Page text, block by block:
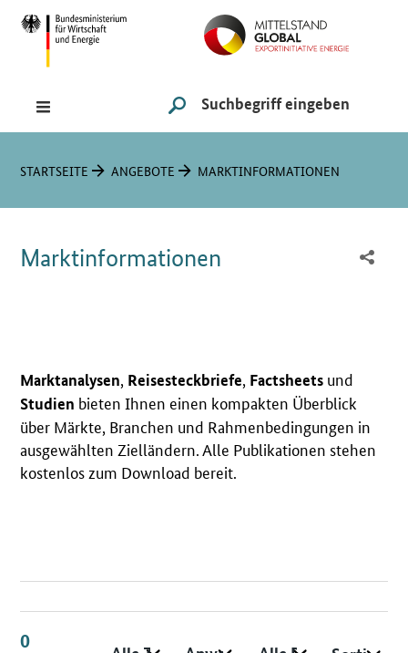
Suche
SUCHE STARTEN
Sie sind hier:
STARTSEITE ANGEBOTE MARKTINFORMATIONEN
Marktinformationen
Marktanalysen Reisesteckbriefe Factsheets und
Studien bieten Ihnen einen kompakten Überblick
über Märkte, Branchen und Rahmenbedingungen in
ausgewählten Zielländern. Alle Publikationen stehen
kostenlos zum Download bereit.
Suchoptionen
0